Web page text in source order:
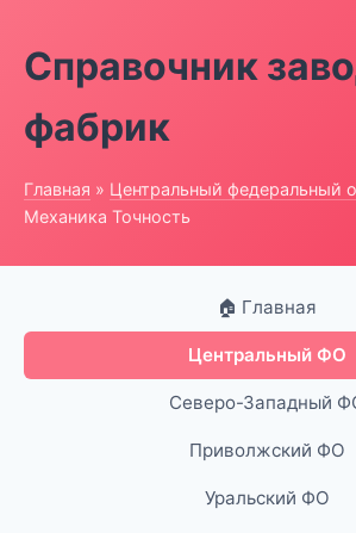
Справочник
фабрик
Главная » Центральный федеральный
Механика Точность
🏠 Главная
Центральный ФО
Северо-Западный
Приволжский ФО
Уральский ФО